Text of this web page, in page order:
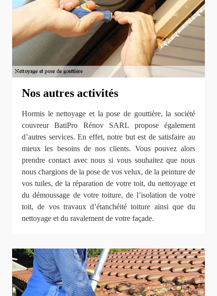
Nos autres activités
Hormis le nettoyage et la pose de gouttière, la société
couvreur BatiPro Rénov SARL propose également
d’autres services. En effet, notre but est de satisfaire au
mieux les besoins de nos clients. Vous pouvez alors
prendre contact avec nous si vous souhaitez que nous
nous chargions de la pose de vos velux, de la peinture de
vos tuiles, de la réparation de votre toit, du nettoyage et
du démoussage de votre toiture, de l’isolation de votre
toit, de vos travaux d’étanchéité toiture ainsi que du
nettoyage et du ravalement de votre façade.